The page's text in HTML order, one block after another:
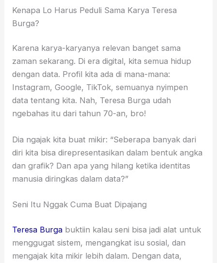
Kenapa Lo Harus Peduli Sama Karya Teresa
Burga?
Karena karya-karyanya relevan banget sama
zaman sekarang. Di era digital, kita semua hidup
dengan data. Profil kita ada di mana-mana:
Instagram, Google, TikTok, semuanya nyimpen
data tentang kita. Nah, Teresa Burga udah
ngebahas itu dari tahun 70-an, bro!
Dia ngajak kita buat mikir: “Seberapa banyak dari
diri kita bisa direpresentasikan dalam bentuk angka
dan grafik? Dan apa yang hilang ketika identitas
manusia diringkas dalam data?”
Seni Itu Nggak Cuma Buat Dipajang
Teresa Burga buktiin kalau seni bisa jadi alat untuk
menggugat sistem, mengangkat isu sosial, dan
mengajak kita mikir lebih dalam. Dengan data,